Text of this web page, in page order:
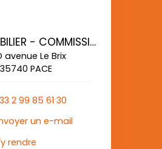
AG IMMOBILIER - COMMISSIONS REDUITES
avenue Le Brix
35740 PACE
2 99 85 61 30
un e-mail
rendre